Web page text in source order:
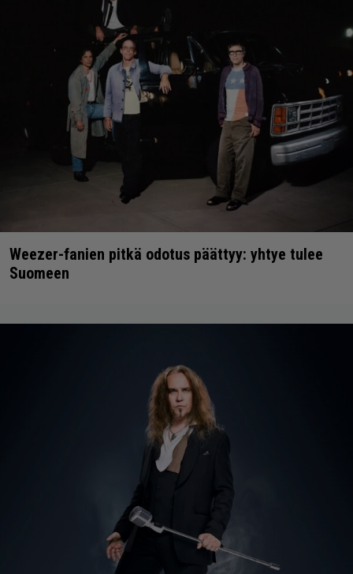
Weezer-fanien pitkä odotus päättyy: yhtye tulee
Suomeen